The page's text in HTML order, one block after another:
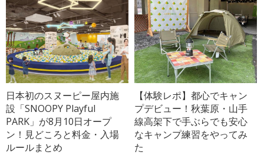
日本初のスヌーピー屋内施
設「SNOOPY Playful
PARK」が8月10日オープ
ン！見どころと料金・入場
ルールまとめ
【体験レポ】都心でキャン
プデビュー！秋葉原・山手
線高架下で手ぶらでも安心
なキャンプ練習をやってみ
た